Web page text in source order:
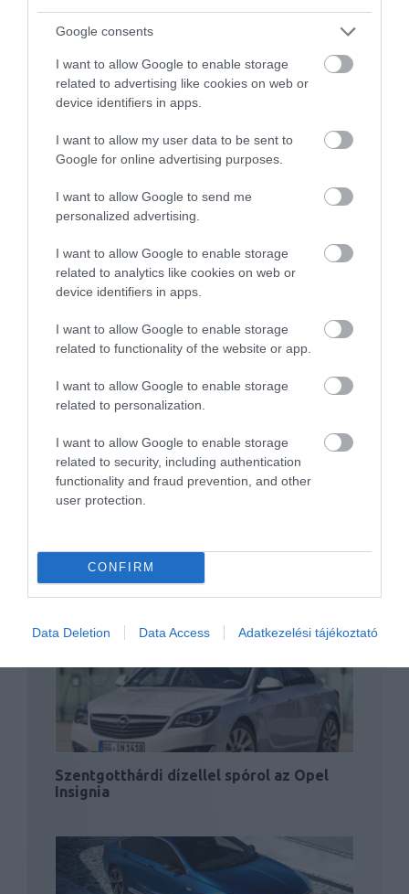
Google consents
I want to allow Google to enable storage
related to advertising like cookies on web or
device identifiers in apps.
I want to allow my user data to be sent to
Google for online advertising purposes.
I want to allow Google to send me
personalized advertising.
I want to allow Google to enable storage
related to analytics like cookies on web or
device identifiers in apps.
I want to allow Google to enable storage
related to functionality of the website or app.
I want to allow Google to enable storage
related to personalization.
I want to allow Google to enable storage
related to security, including authentication
functionality and fraud prevention, and other
user protection.
CONFIRM
Data Deletion Data Access Adatkezelési tájékoztató
Jön az Insignia új terepkombija
Megújult az Insignia nagytestvére
Felfrissült az Opel Insignia
től
Szentgotthárdi dízellel spórol az Opel
Insignia